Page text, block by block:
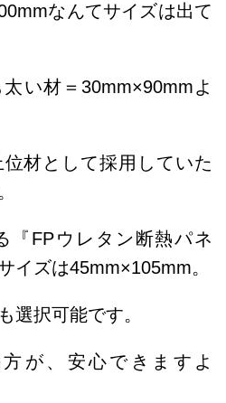
なんてサイズは出て
い材＝30mm×90mmよ
材として採用していた
『FPウレタン断熱パネ
イズは45mm×105mm。
選択可能です。
が、安心できますよ